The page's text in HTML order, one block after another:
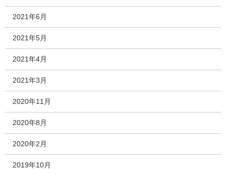
2021年6月
2021年5月
2021年4月
2021年3月
2020年11月
2020年8月
2020年2月
2019年10月